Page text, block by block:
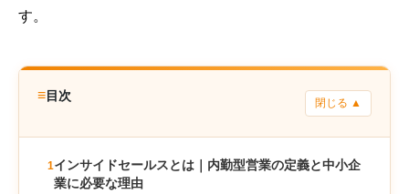
す。
≡目次
閉じる ▲
1インサイドセールスとは｜内勤型営業の定義と中小企
業に必要な理由